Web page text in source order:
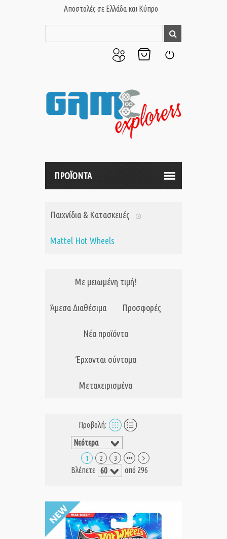
Αποστολές σε Ελλάδα και Κύπρο
μου
ΠΡΟΪΟΝΤΑ
Παιχνίδια & Κατασκευές
Mattel Hot Wheels
Με μειωμένη τιμή!
Άμεσα Διαθέσιμα Προσφορές
Νέα προϊόντα
Έρχονται σύντομα
Μεταχειρισμένα
Προβολή:
1 2 3
Βλέπετε από 296